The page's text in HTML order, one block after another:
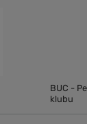
BUC -
klubu